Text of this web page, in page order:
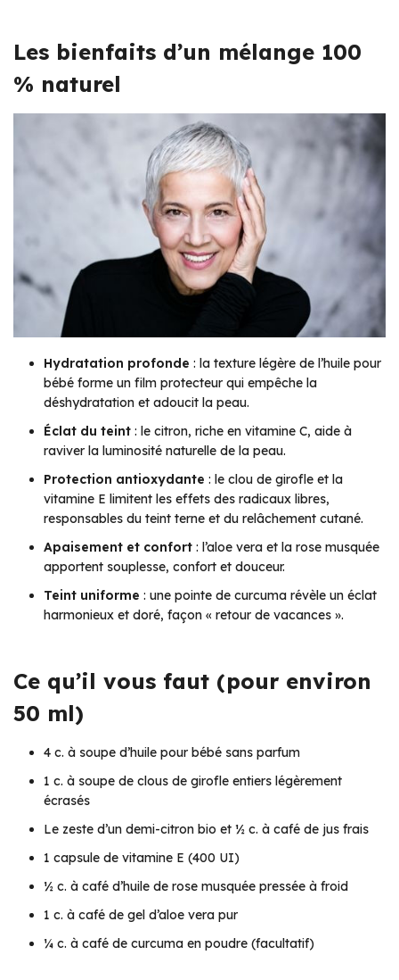
Les bienfaits d’un mélange 100
% naturel
Hydratation profonde : la texture légère de l’huile pour
bébé forme un film protecteur qui empêche la
déshydratation et adoucit la peau.
Éclat du teint : le citron, riche en vitamine C, aide à
raviver la luminosité naturelle de la peau.
Protection antioxydante : le clou de girofle et la
vitamine E limitent les effets des radicaux libres,
responsables du teint terne et du relâchement cutané.
Apaisement et confort : l’aloe vera et la rose musquée
apportent souplesse, confort et douceur.
Teint uniforme : une pointe de curcuma révèle un éclat
harmonieux et doré, façon « retour de vacances ».
Ce qu’il vous faut (pour environ
50 ml)
4 c. à soupe d’huile pour bébé sans parfum
1 c. à soupe de clous de girofle entiers légèrement
écrasés
Le zeste d’un demi-citron bio et ½ c. à café de jus frais
1 capsule de vitamine E (400 UI)
½ c. à café d’huile de rose musquée pressée à froid
1 c. à café de gel d’aloe vera pur
¼ c. à café de curcuma en poudre (facultatif)